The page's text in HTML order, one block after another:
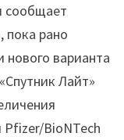
сообщает
пока рано
нового варианта
Лайт»
BioNTech